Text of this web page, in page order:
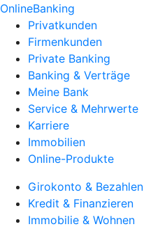
OnlineBanking
Privatkunden
Firmenkunden
Private Banking
Banking & Verträge
Meine Bank
Service & Mehrwerte
Karriere
Immobilien
Online-Produkte
Girokonto & Bezahlen
Kredit & Finanzieren
Immobilie & Wohnen